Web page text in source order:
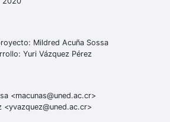
Mildred Acuña Sossa
Yuri Vázquez Pérez
<macunas@uned.ac.cr>
<yvazquez@uned.ac.cr>